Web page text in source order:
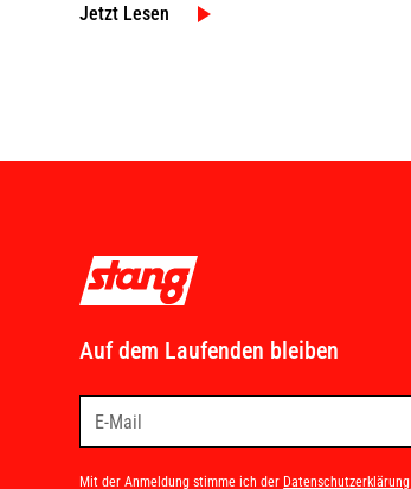
Jetzt Lesen
Auf dem Laufenden bleiben
Mit der Anmeldung stimme ich der Datenschutzerklärung